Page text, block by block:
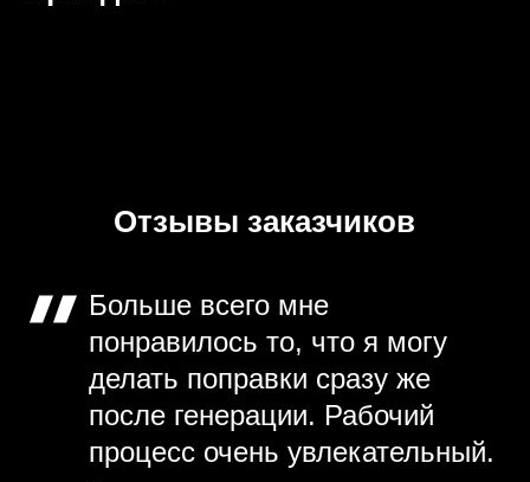
Отзывы заказчиков
Больше всего мне
понравилось то, что я могу
делать поправки сразу же
после генерации. Рабочий
процесс очень увлекательный.